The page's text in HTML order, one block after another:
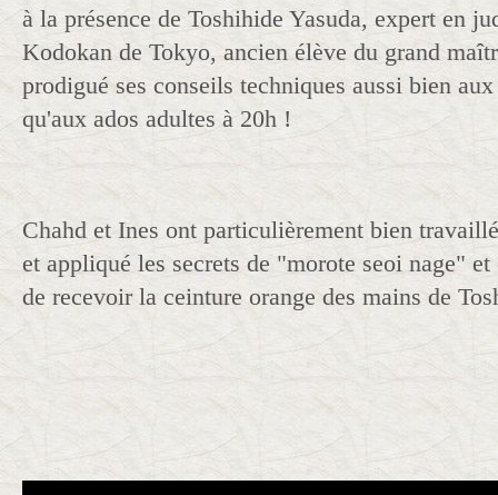
à la présence de Toshihide Yasuda, expert en
Kodokan de Tokyo, ancien élève du grand
prodigué ses conseils techniques aussi bien
qu'aux ados adultes à 20h !
Chahd et Ines ont particulièrement bien
et appliqué les secrets de "morote seoi nage"
de recevoir la ceinture orange des mains de